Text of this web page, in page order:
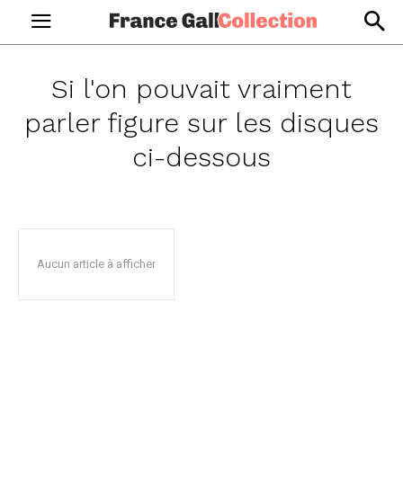
Si l'on pouvait vraiment
parlerfigure sur les disques
ci-dessous
Aucun article à afficher